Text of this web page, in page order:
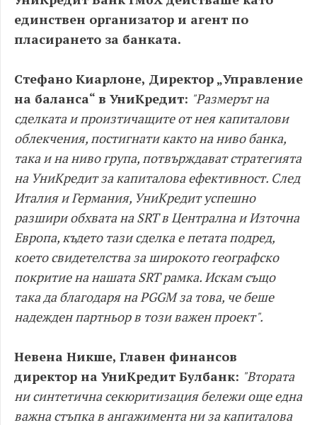
единствен организатор и агент по
пласирането за банката.
Стефано Киарлоне, Директор „Управление
на баланса“ в УниКредит: "Размерът на
сделката и произтичащите от нея капиталови
облекчения, постигнати както на ниво банка,
така и на ниво група, потвърждават стратегията
на УниКредит за капиталова ефективност. След
Италия и Германия, УниКредит успешно
разшири обхвата на SRT в Централна и Източна
Европа, където тази сделка е петата подред,
което свидетелства за широкото географско
покритие на нашата SRT рамка. Искам също
така да благодаря на PGGM за това, че беше
надежден партньор в този важен проект".
Невена Никше, Главен финансов
директор на УниКредит Булбанк: "Втората
ни синтетична секюритизация бележи още една
важна стъпка в ангажимента ни за капиталова